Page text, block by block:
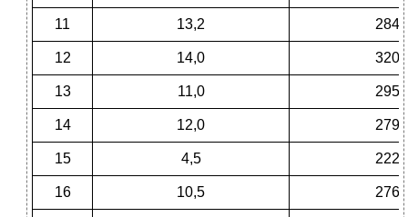
11 13,2 284
12 14,0 320
13 11,0 295
14 12,0 279
15 4,5 222
16 10,5 276